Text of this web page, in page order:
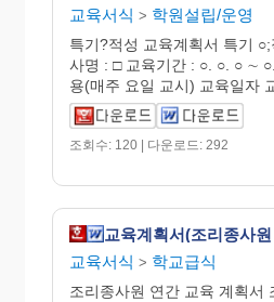
교육서식 > 학원설립/운영
특기?적성 교육계획서 특기
사명 : □ 교육기간 : ○. ○. ○ ∼
용(매주 요일 교시) 교육일자
조회수: 120 | 다운로드: 292
교육계획서(조리종사
교육서식 > 학교급식
조리종사원 연간 교육 계획서